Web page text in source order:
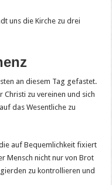
uns die Kirche zu drei
an diesem Tag gefastet.
Christi zu vereinen und sich
das Wesentliche zu
auf Bequemlichkeit fixiert
Mensch nicht nur von Brot
zu kontrollieren und